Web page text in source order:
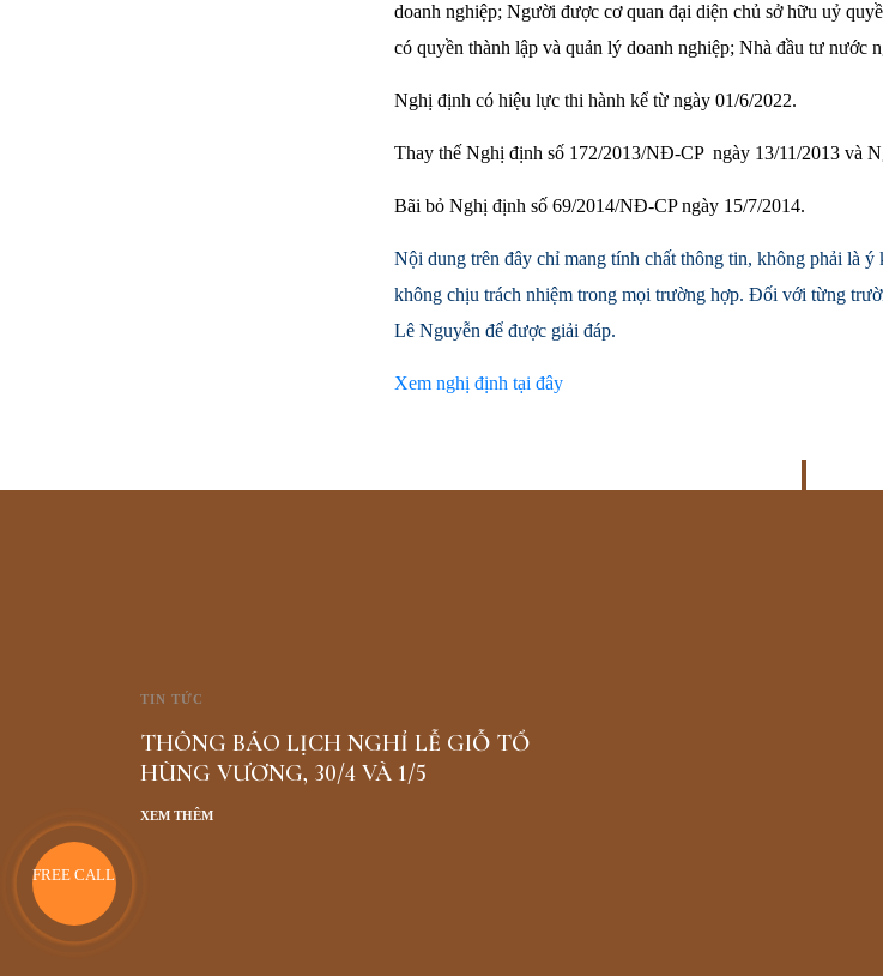
doanh nghiệp; Người được cơ quan đại diện chủ sở hữu uỷ
có quyền thành lập và quản lý doanh nghiệp; Nhà đầu tư nước
Nghị định có hiệu lực thi hành kể từ ngày 01/6/2022.
Thay thế Nghị định số 172/2013/NĐ-CP ngày 13/11/2013 và
Bãi bỏ Nghị định số 69/2014/NĐ-CP ngày 15/7/2014.
Nội dung trên đây chỉ mang tính chất thông tin, không phải là
không chịu trách nhiệm trong mọi trường hợp. Đối với từng
Lê Nguyễn để được giải đáp.
Xem nghị định tại đây
TIN TỨC
THÔNG BÁO LỊCH NGHỈ LỄ GIỖ TỔ
HÙNG VƯƠNG, 30/4 VÀ 1/5
XEM THÊM
FREE CALL